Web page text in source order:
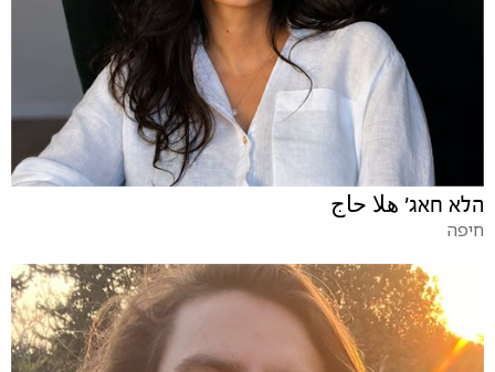
הלא חאג' هلا حاج
חיפה